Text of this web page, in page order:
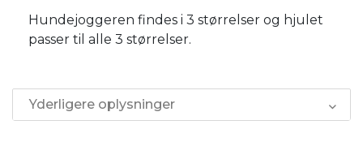
Hundejoggeren findes i 3 størrelser og hjulet
passer til alle 3 størrelser.
Yderligere oplysninger